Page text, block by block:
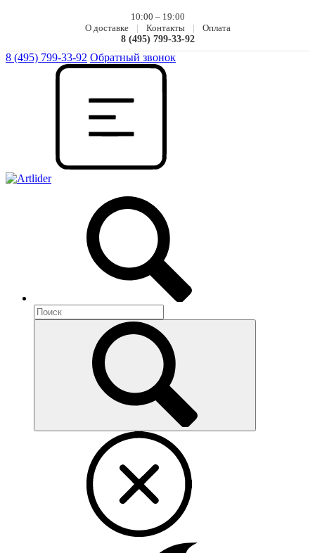
10:00 – 19:00
О доставке
| Контакты |
Оплата
8 (495) 799-33-92
8 (495) 799-33-92 Обратный звонок